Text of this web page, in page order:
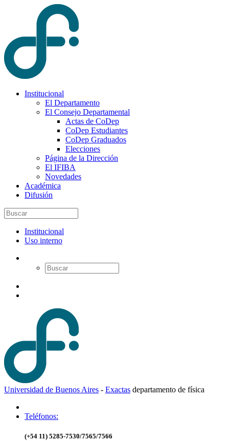
Institucional
El Departamento
El Consejo Departamental
Actas de CoDep
CoDep Estudiantes
CoDep Graduados
Elecciones
Página de la Dirección
El IFIBA
Novedades
Académica
Difusión
Institucional
Uso interno
Universidad de Buenos Aires - Exactas departamento de física
Teléfonos:
(+54 11) 5285-7530/7565/7566